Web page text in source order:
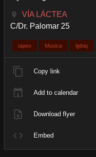
VÍA LÁCTEA
C/Dr. Palomar 25
tapeo Musica lgtbiq
Copy link
Add to calendar
Download flyer
Embed